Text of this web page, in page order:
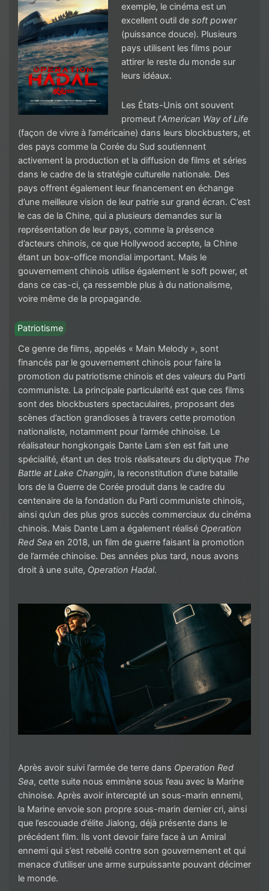
exemple, le cinéma est un
excellent outil de soft power
(puissance douce). Plusieurs
pays utilisent les films pour
attirer le reste du monde sur
leurs idéaux.
Les États-Unis ont souvent
promeut l’American Way of Life
(façon de vivre à l’américaine) dans leurs blockbusters, et
des pays comme la Corée du Sud soutiennent
activement la production et la diffusion de films et séries
dans le cadre de la stratégie culturelle nationale. Des
pays offrent également leur financement en échange
d’une meilleure vision de leur patrie sur grand écran. C’est
le cas de la Chine, qui a plusieurs demandes sur la
représentation de leur pays, comme la présence
d’acteurs chinois, ce que Hollywood accepte, la Chine
étant un box-office mondial important. Mais le
gouvernement chinois utilise également le soft power, et
dans ce cas-ci, ça ressemble plus à du nationalisme,
voire même de la propagande.
Patriotisme
Ce genre de films, appelés « Main Melody », sont
financés par le gouvernement chinois pour faire la
promotion du patriotisme chinois et des valeurs du Parti
communiste. La principale particularité est que ces films
sont des blockbusters spectaculaires, proposant des
scènes d’action grandioses à travers cette promotion
nationaliste, notamment pour l’armée chinoise. Le
réalisateur hongkongais Dante Lam s’en est fait une
spécialité, étant un des trois réalisateurs du diptyque The
Battle at Lake Changjin, la reconstitution d’une bataille
lors de la Guerre de Corée produit dans le cadre du
centenaire de la fondation du Parti communiste chinois,
ainsi qu’un des plus gros succès commerciaux du cinéma
chinois. Mais Dante Lam a également réalisé Operation
Red Sea en 2018, un film de guerre faisant la promotion
de l’armée chinoise. Des années plus tard, nous avons
droit à une suite, Operation Hadal.
Après avoir suivi l’armée de terre dans Operation Red
Sea, cette suite nous emmène sous l’eau avec la Marine
chinoise. Après avoir intercepté un sous-marin ennemi,
la Marine envoie son propre sous-marin dernier cri, ainsi
que l’escouade d’élite Jialong, déjà présente dans le
précédent film. Ils vont devoir faire face à un Amiral
ennemi qui s’est rebellé contre son gouvernement et qui
menace d’utiliser une arme surpuissante pouvant décimer
le monde.